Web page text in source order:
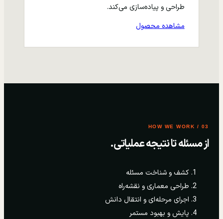
طراحی و پیاده‌سازی می‌کند.
مشاهده محصول
03 / HOW WE WORK
از مسئله تا نتیجه عملیاتی.
کشف و شناخت مسئله
طراحی معماری و نقشه‌راه
اجرای مرحله‌ای و انتقال دانش
پایش و بهبود مستمر